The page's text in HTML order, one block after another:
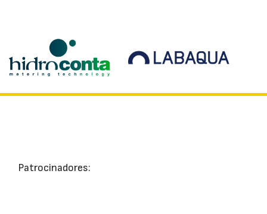
Patrocinadores: